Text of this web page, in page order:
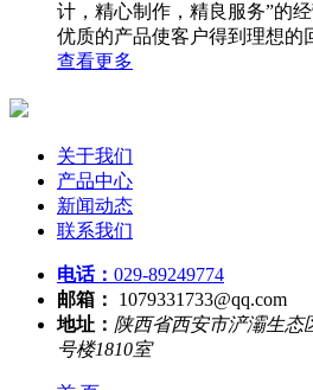
计，精心制作，精良服务”的
优质的产品使客户得到理想的
查看更多
关于我们
产品中心
新闻动态
联系我们
电话： 029-89249774
邮箱：
1079331733@qq.com
地址： 陕西省西安市浐灞生态
号楼1810室